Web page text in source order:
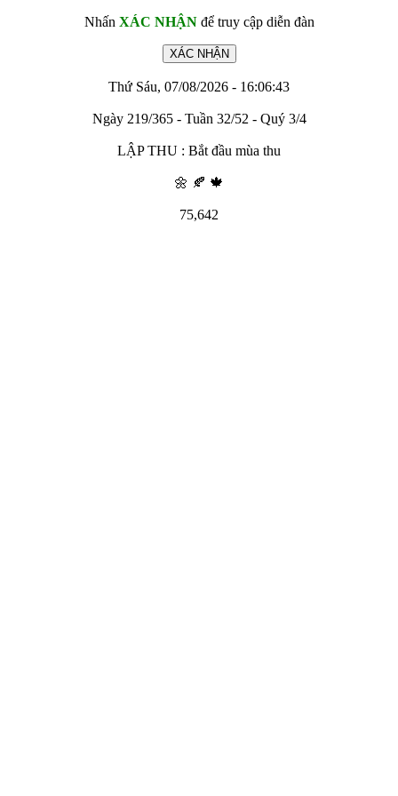
Nhấn XÁC NHẬNđể truy cập diễn đàn
Thứ Sáu, 07/08/2026 - 16:06:43
Ngày 219/365 - Tuần 32/52 - Quý 3/4
LẬP THU : Bắt đầu mùa thu
🌼 🍂 🍁
75,642